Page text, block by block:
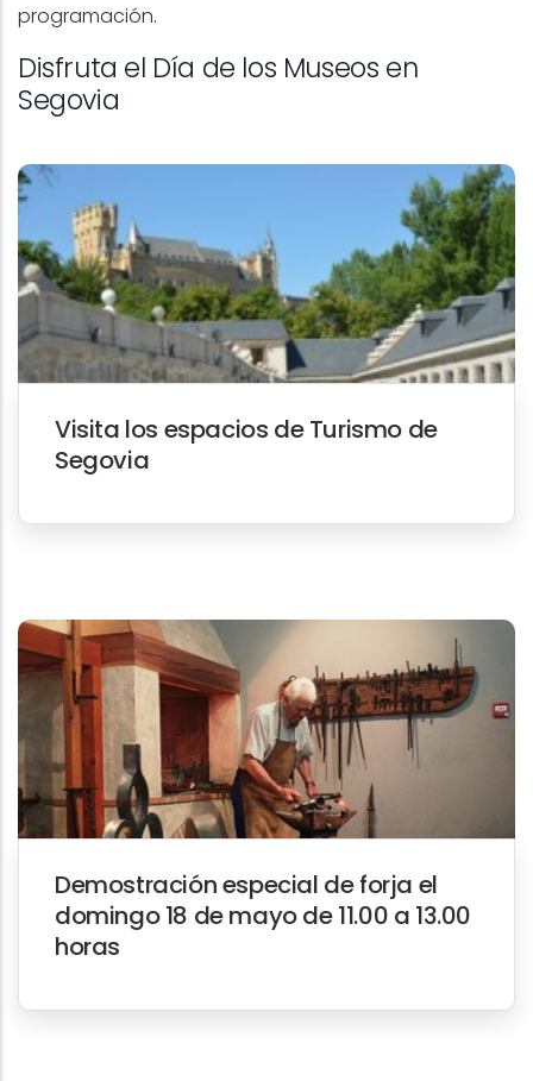
programación.
Disfruta el Día de los Museos en
Segovia
Visita los espacios de Turismo de
Segovia
Demostración especial de forja el
domingo 18 de mayo de 11.00 a 13.00
horas